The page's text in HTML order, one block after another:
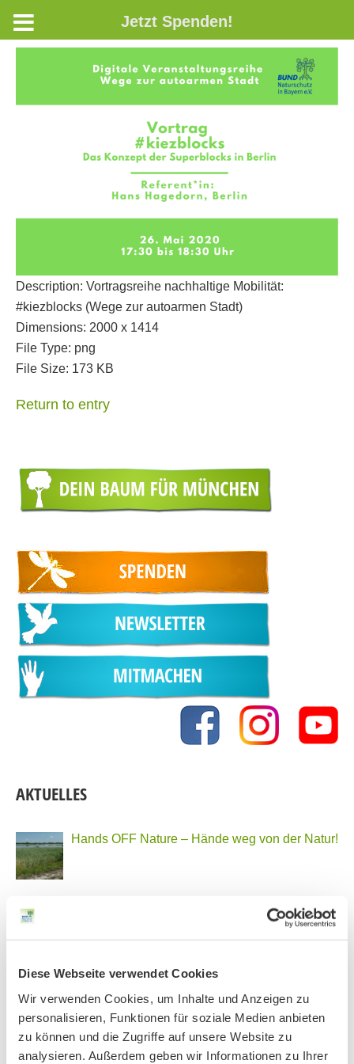
Diese Webseite verwendet Cookies
Wir verwenden Cookies, um Inhalte und Anzeigen zu
personalisieren, Funktionen für soziale Medien anbieten
zu können und die Zugriffe auf unsere Website zu
analysieren. Außerdem geben wir Informationen zu Ihrer
Description: Vortragsreihe nachhaltige Mobilität:
#kiezblocks (Wege zur autoarmen Stadt)
Dimensions: 2000 x 1414
File Type: png
File Size: 173 KB
Return to entry
AKTUELLES
Hands OFF Nature – Hände weg von der Natur!
Unser Vorstand wurde neu gewählt
PHONSTUDIO Sendung Juli 2026
Neue Bio Genusstour
Jetzt Spenden!